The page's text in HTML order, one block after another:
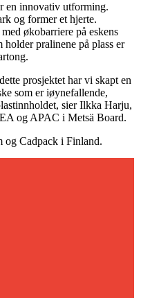
en innovativ utforming.
og former et hjerte.
økobarriere på eskens
pralinene på plass er
prosjektet har vi skapt en
som er iøynefallende,
sier Ilkka Harju,
og APAC i Metsä Board.
og Cadpack i Finland.